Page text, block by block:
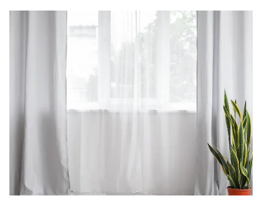
Cuisine et art de la table
Salle de bain et beauté
Entretien et rangement
Animalerie
Bricolage et auto